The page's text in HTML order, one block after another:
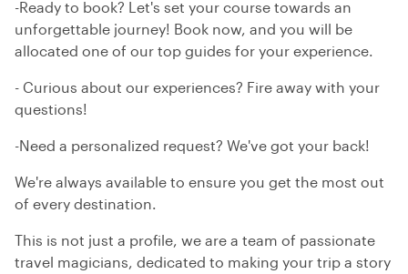
-Ready to book? Let's set your course towards an
unforgettable journey! Book now, and you will be
allocated one of our top guides for your experience.
- Curious about our experiences? Fire away with your
questions!
-Need a personalized request? We've got your back!
We're always available to ensure you get the most out
of every destination.
This is not just a profile, we are a team of passionate
travel magicians, dedicated to making your trip a story